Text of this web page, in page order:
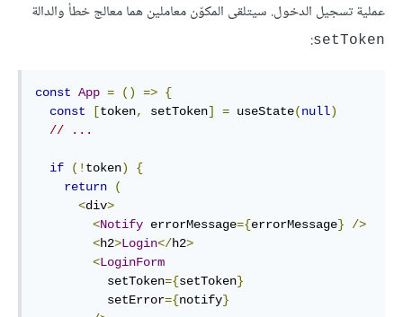
عملية تسجيل الدخول. سيتلقى المكوّن معاملين هما معالج خطأ والدالة
setToken
:
const App = () => {
const
[token, setToken] = useState(null)
// ...
if (! token)
{
return
(
<div>
<Notify errorMessage={errorMessage}
/>
<h2>Login</h2>
<LoginForm
          setToken
={setToken}
          setError
={notify}